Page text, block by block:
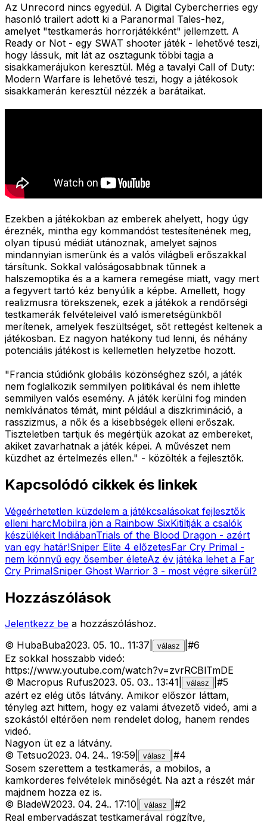
Az Unrecord nincs egyedül. A Digital Cybercherries egy
hasonló trailert adott ki a Paranormal Tales-hez,
amelyet "testkamerás horrorjátékként" jellemzett. A
Ready or Not - egy SWAT shooter játék - lehetővé teszi,
hogy lássuk, mit lát az osztagunk többi tagja a
sisakkamerájukon keresztül. Még a tavalyi Call of Duty:
Modern Warfare is lehetővé teszi, hogy a játékosok
sisakkamerán keresztül nézzék a barátaikat.
Ezekben a játékokban az emberek ahelyett, hogy úgy
éreznék, mintha egy kommandóst testesítenének meg,
olyan típusú médiát utánoznak, amelyet sajnos
mindannyian ismerünk és a valós világbeli erőszakkal
társítunk. Sokkal valóságosabbnak tűnnek a
halszemoptika és a a kamera remegése miatt, vagy mert
a fegyvert tartó kéz benyúlik a képbe. Amellett, hogy
realizmusra törekszenek, ezek a játékok a rendőrségi
testkamerák felvételeivel való ismeretségünkből
merítenek, amelyek feszültséget, sőt rettegést keltenek a
játékosban. Ez nagyon hatékony tud lenni, és néhány
potenciális játékost is kellemetlen helyzetbe hozott.
"Francia stúdiónk globális közönséghez szól, a játék
nem foglalkozik semmilyen politikával és nem ihlette
semmilyen valós esemény. A játék kerülni fog minden
nemkívánatos témát, mint például a diszkrimináció, a
rasszizmus, a nők és a kisebbségek elleni erőszak.
Tiszteletben tartjuk és megértjük azokat az embereket,
akiket zavarhatnak a játék képei. A művészet nem
küzdhet az értelmezés ellen." - közölték a fejlesztők.
Kapcsolódó cikkek és linkek
Végeérhetetlen küzdelem a játékcsalásokat fejlesztők
elleni harcMobilra jön a Rainbow SixKitiltják a csalók
készülékeit IndiábanTrials of the Blood Dragon - azért
van egy határ!Sniper Elite 4 előzetesFar Cry Primal -
nem könnyű egy ősember életeAz év játéka lehet a Far
Cry PrimalSniper Ghost Warrior 3 - most végre sikerül?
Hozzászólások
Jelentkezz be a hozzászóláshoz.
© HubaBuba2023. 05. 10.. 11:37 válasz #6
Ez sokkal hosszabb videó:
https://www.youtube.com/watch?v=zvrRCBlTmDE
© Macropus Rufus2023. 05. 03.. 13:41 válasz #5
azért ez elég ütős látvány. Amikor először láttam,
tényleg azt hittem, hogy ez valami átvezető videó, ami a
szokástól eltérően nem rendelet dolog, hanem rendes
videó.
Nagyon üt ez a látvány.
© Tetsuo2023. 04. 24.. 19:59 válasz #4
Sosem szerettem a testkamerás, a mobilos, a
kamkorderes felvételek minőségét. Na azt a részét már
majdnem hozza ez is.
© BladeW2023. 04. 24.. 17:10 válasz #2
Real embervadászat testkamerával rögzítve,